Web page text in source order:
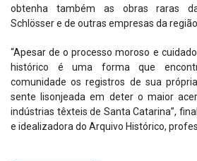
obtenha também as obras raras
Schlösser e de outras empresas da região.
“Apesar de o processo moroso e
histórico é uma forma que
comunidade os registros de sua
sente lisonjeada em deter o maior
indústrias têxteis de Santa Catarina”,
e idealizadora do Arquivo Histórico,